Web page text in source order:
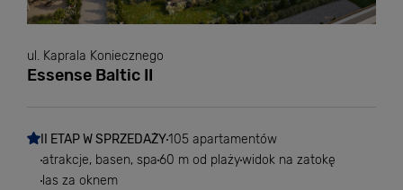
ul. Kaprala Koniecznego
Essense Baltic II
II ETAP W SPRZEDAŻY105 apartamentów
atrakcje, basen, spa60 m od plażywidok na zatokę
las za oknem